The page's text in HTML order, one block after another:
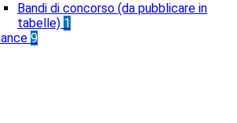
Bandi di concorso (da pubblicare in
tabelle) 1
9